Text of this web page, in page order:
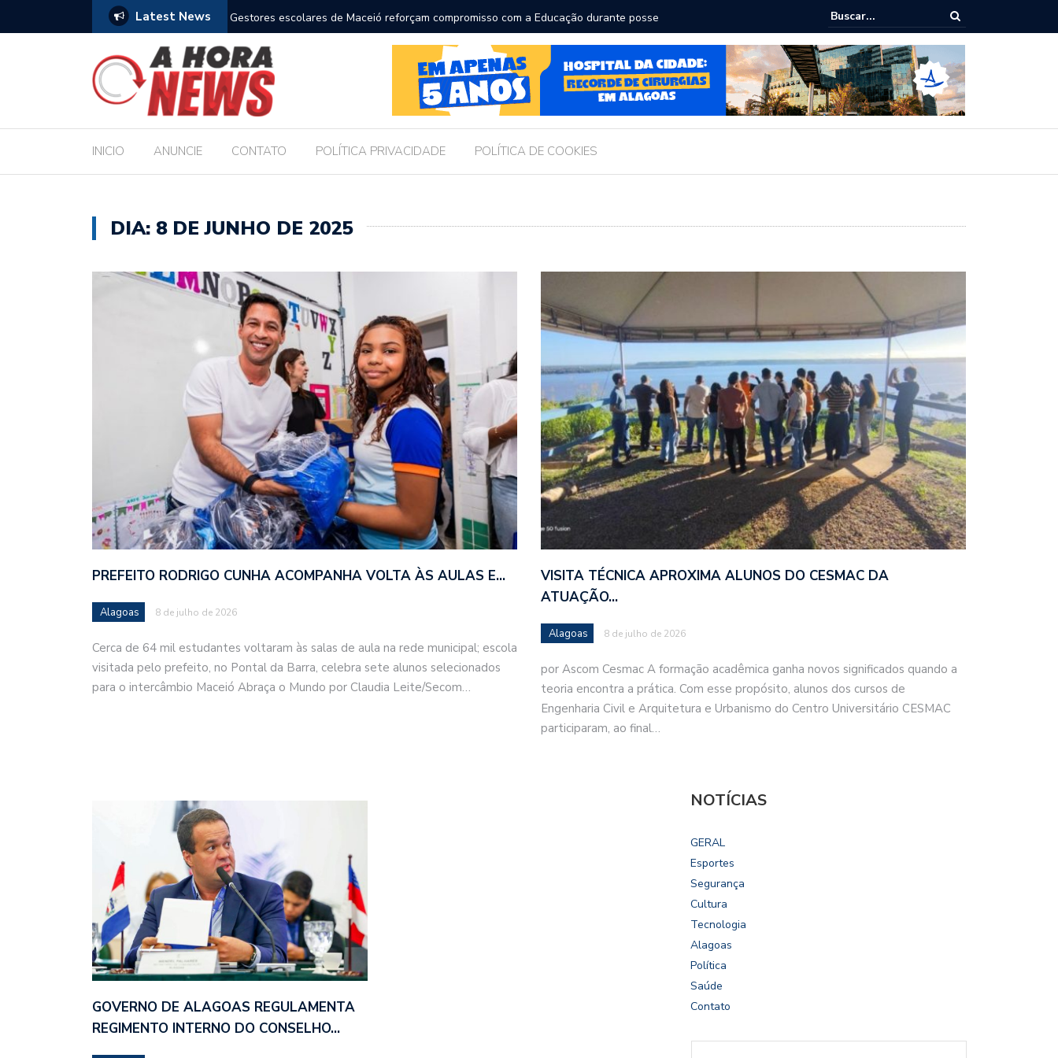
Latest News
com a Educação durante posseBolsonaro pede ao STF para receber os filhos no Dia dos Pais
Câmara dialoga com UFAL e Faculdade de Coimbra sobre parcerias para
Legislativo
INICIO ANUNCIE CONTATO POLÍTICA PRIVACIDADE POLÍTICA DE COOKIES
DIA: 8 DE JUNHO DE 2025
PREFEITO RODRIGO CUNHA ACOMPANHA VOLTA ÀS AULAS E…
Alagoas 8 de julho de 2026
Cerca de 64 mil estudantes voltaram às salas de aula na rede municipal; escola
visitada pelo prefeito, no Pontal da Barra, celebra sete alunos selecionados
para o intercâmbio Maceió Abraça o Mundo por Claudia Leite/Secom…
VISITA TÉCNICA APROXIMA ALUNOS DO CESMAC DA
ATUAÇÃO…
Alagoas 8 de julho de 2026
por Ascom Cesmac A formação acadêmica ganha novos significados quando a
teoria encontra a prática. Com esse propósito, alunos dos cursos de
Engenharia Civil e Arquitetura e Urbanismo do Centro Universitário CESMAC
participaram, ao final…
GOVERNO DE ALAGOAS REGULAMENTA
REGIMENTO INTERNO DO CONSELHO…
NOTÍCIAS
GERAL
Esportes
Segurança
Cultura
Tecnologia
Alagoas
Política
Saúde
Contato